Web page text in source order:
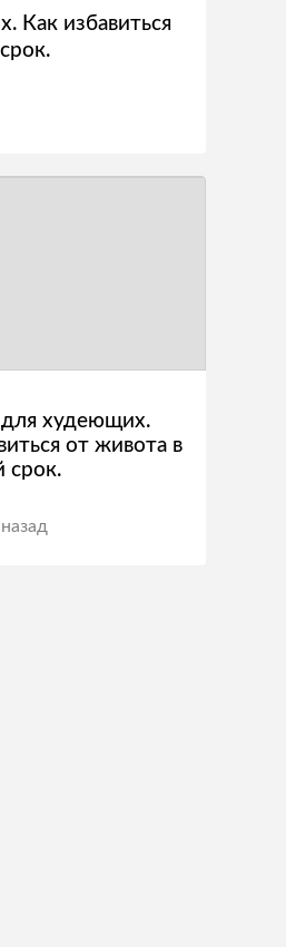
Как избавиться
худеющих.
от живота в
срок.